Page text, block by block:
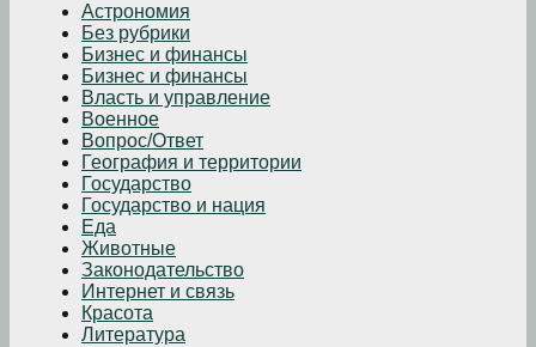
Астрономия
Без рубрики
Бизнеc и финансы
Бизнес и финансы
Власть и управление
Военное
Вопрос/Ответ
География и территории
Государство
Государство и нация
Еда
Животные
Законодательство
Интернет и связь
Красота
Литература